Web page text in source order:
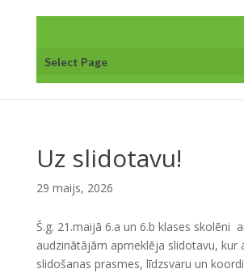
Select Page
Uz slidotavu!
29 maijs, 2026
Š.g. 21.maijā 6.a un 6.b klases skolēni
audzinātājām apmeklēja slidotavu, kur
slidošanas prasmes, līdzsvaru un